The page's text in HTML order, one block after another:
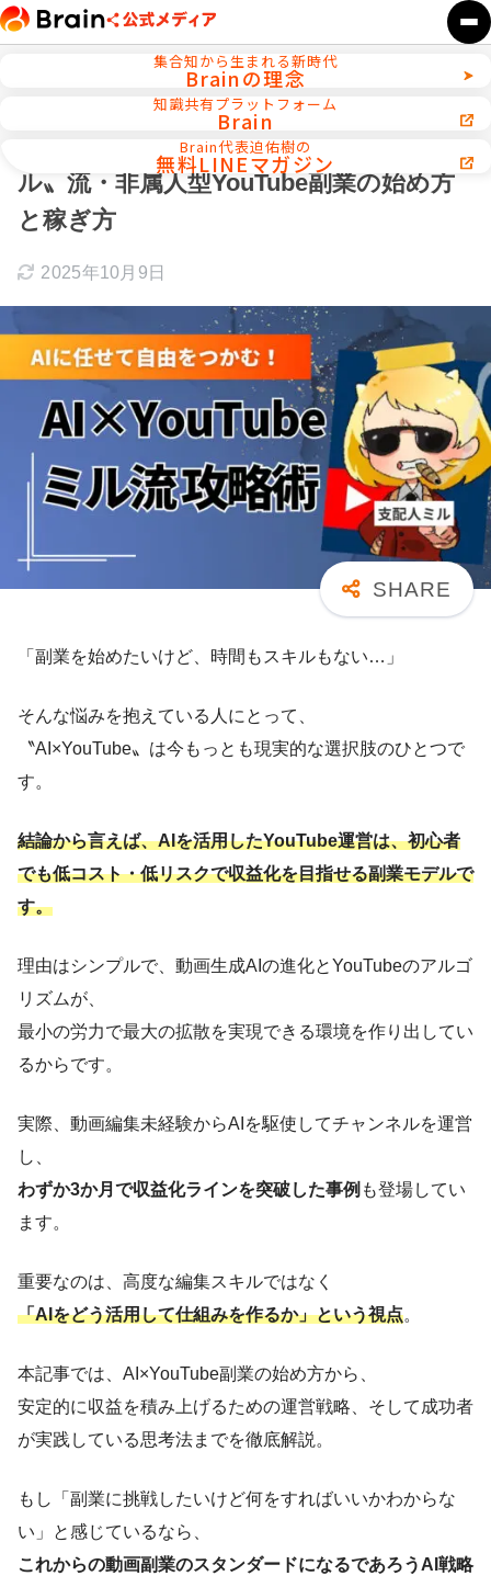
集合知から生まれる新時代
Brainの理念
知識共有プラットフォーム
Brain
Brain代表迫佑樹の
無料LINEマガジン
AI活用／自動化ツール
AIに任せて自由をつかむ！〝支配人ミ
ル〟流・非属人型YouTube副業の始め方
と稼ぎ方
2025年10月9日
「副業を始めたいけど、時間もスキルもない…」
そんな悩みを抱えている人にとって、
〝AI×YouTube〟は今もっとも現実的な選択肢のひとつで
す。
結論から言えば、AIを活用したYouTube運営は、初心者
でも低コスト・低リスクで収益化を目指せる副業モデルで
す。
理由はシンプルで、動画生成AIの進化とYouTubeのアルゴ
リズムが、
最小の労力で最大の拡散を実現できる環境を作り出してい
るからです。
実際、動画編集未経験からAIを駆使してチャンネルを運営
し、
わずか3か月で収益化ラインを突破した事例 も登場してい
ます。
重要なのは、高度な編集スキルではなく
「AIをどう活用して仕組みを作るか」という視点。
本記事では、AI×YouTube副業の始め方から、
安定的に収益を積み上げるための運営戦略、そして成功者
が実践している思考法までを徹底解説。
もし「副業に挑戦したいけど何をすればいいかわからな
い」と感じているなら、
これからの動画副業のスタンダードになるであろうAI戦略